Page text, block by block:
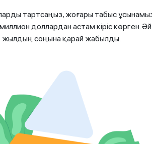
тартсаңыз, жоғары табыс
доллардан астам кіріс көрген.
жылдың соңына қарай жабылды.